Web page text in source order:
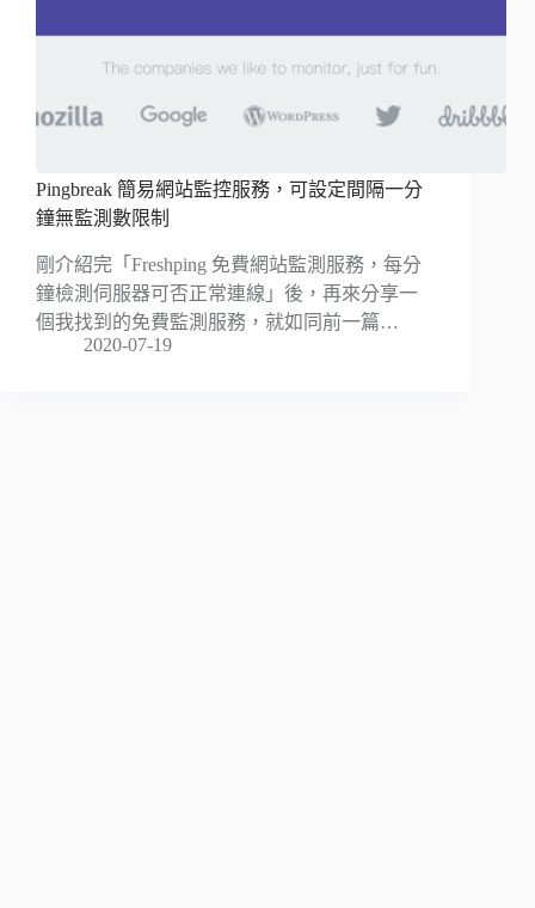
Pingbreak 簡易網站監控服務，可設定間隔一分
鐘無監測數限制
剛介紹完「Freshping 免費網站監測服務，每分
鐘檢測伺服器可否正常連線」後，再來分享一
個我找到的免費監測服務，就如同前一篇…
2020-07-19